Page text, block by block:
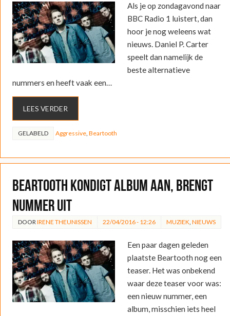
Als je op zondagavond naar
BBC Radio 1 luistert, dan
hoor je nog weleens wat
nieuws. Daniel P. Carter
speelt dan namelijk de
beste alternatieve
nummers en heeft vaak een…
LEES VERDER
GELABELD Aggressive, Beartooth
Beartooth kondigt album aan, brengt
nummer uit
DOOR IRENE THEUNISSEN 22/04/2016 - 12:26 MUZIEK NIEUWS
Een paar dagen geleden
plaatste Beartooth nog een
teaser. Het was onbekend
waar deze teaser voor was:
een nieuw nummer, een
album, misschien iets heel